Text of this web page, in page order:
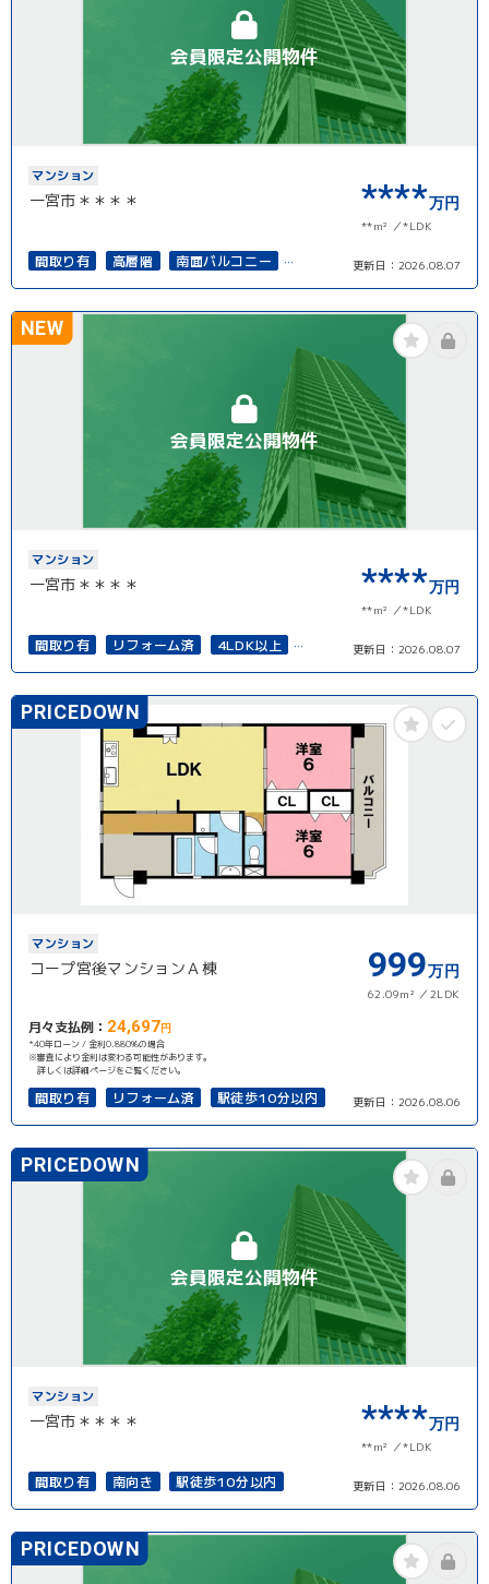
会員限定公開物件
マンション
一宮市＊＊＊＊ ****万円
**m² *LDK
間取り有 高層階
南面バルコニー
更新日： 2026.08.07
会員限定公開物件
NEW
マンション
一宮市＊＊＊＊ ****万円
**m² *LDK
間取り有 リフォーム済
4LDK以上
更新日： 2026.08.07
PRICEDOWN
マンション
コープ宮後マンションＡ棟 999万円
62.09m² 2LDK
月々支払例： 24,697円
*40年ローン / 金利0.880%の場合
※審査により金利は変わる可能性があります。
詳しくは詳細ページをご覧ください。
間取り有 リフォーム済
駅徒歩10分以内
更新日： 2026.08.06
会員限定公開物件
PRICEDOWN
マンション
一宮市＊＊＊＊ ****万円
**m² *LDK
間取り有 南向き 駅徒歩10分以内 更新日： 2026.08.06
PRICEDOWN